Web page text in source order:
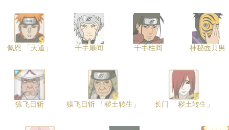
佩恩 「天道」 千手扉间 千手柱间 神秘面具男
猿飞日斩 猿飞日斩 「秽土转生」 长门 「秽土转生」